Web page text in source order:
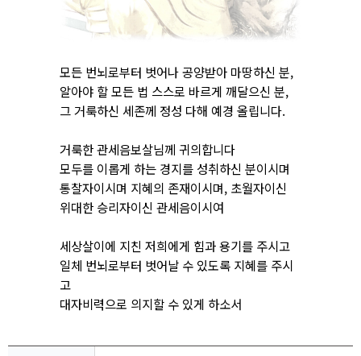
모든 번뇌로부터 벗어나 공양받아 마땅하신 분,
알아야 할 모든 법 스스로 바르게 깨달으신 분,
그 거룩하신 세존께 정성 다해 예경 올립니다.
거룩한 관세음보살님께 귀의합니다
모두를 이롭게 하는 경지를 성취하신 분이시며
통찰자이시며 지혜의 존재이시며, 초월자이신
위대한 승리자이신 관세음이시여
세상살이에 지친 저희에게 힘과 용기를 주시고
일체 번뇌로부터 벗어날 수 있도록 지혜를 주시
고
대자비력으로 의지할 수 있게 하소서